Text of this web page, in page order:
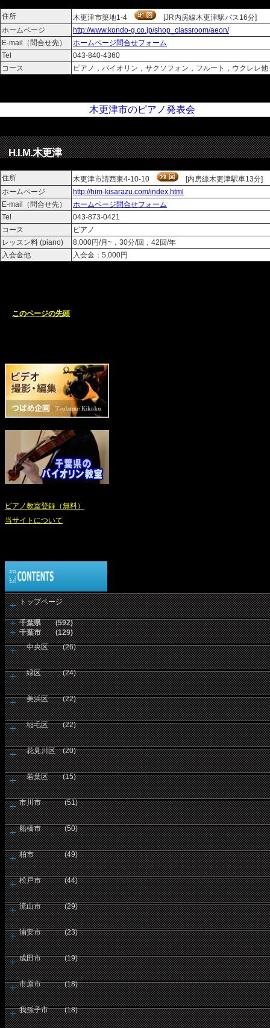
住所 木更津市築地1-4
[JR内房線木更津駅バス16分]
ホームページ
http://www.kondo-g.co.jp/shop_classroom/aeon/
E-mail（問合せ先）
ホームページ問合せフォーム
Tel
043-840-4360
コース
ピアノ，バイオリン，サクソフォン，フルート，ウクレレ
木更津市のピアノ発表会、ビデオ撮影し
H.I.M.木更津
住所 木更津市請西東4-10-10
[内房線木更津駅車13分]
ホームページ
http://him-kisarazu.com/index.html
E-mail（問合せ先）
ホームページ問合せフォーム
Tel
043-873-0421
コース
ピアノ
レッスン料 (piano)
8,000円/月~，30分/回，42回/年
入会金他
入会金：5,000円
このページの先頭
ピアノ教室登録（無料）
当サイトについて
トップページ
千葉県 (592)
千葉市 (129)
中央区 (26)
緑区 (24)
美浜区 (22)
稲毛区 (22)
花見川区 (20)
若葉区 (15)
市川市 (51)
船橋市 (50)
柏市 (49)
松戸市 (44)
流山市 (29)
浦安市 (23)
成田市 (19)
市原市 (18)
我孫子市 (18)